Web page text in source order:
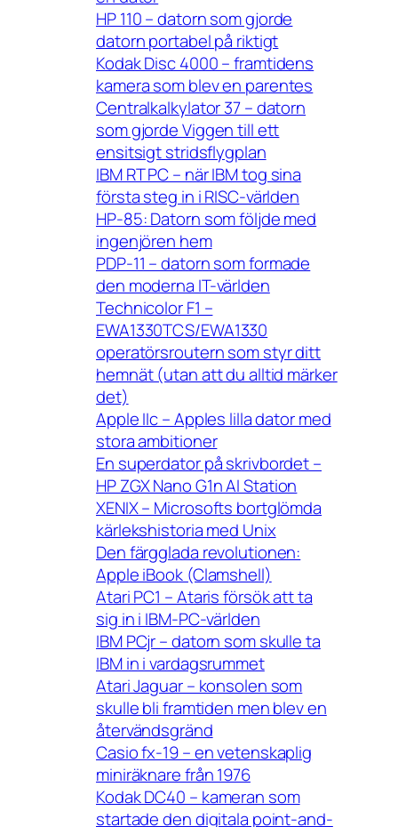
HP 110 – datorn som gjorde
datorn portabel på riktigt
Kodak Disc 4000 – framtidens
kamera som blev en parentes
Centralkalkylator 37 – datorn
som gjorde Viggen till ett
ensitsigt stridsflygplan
IBM RT PC – när IBM tog sina
första steg in i RISC-världen
HP-85: Datorn som följde med
ingenjören hem
PDP-11 – datorn som formade
den moderna IT-världen
Technicolor F1 –
EWA1330TCS/EWA1330
operatörsroutern som styr ditt
hemnät (utan att du alltid märker
det)
Apple IIc – Apples lilla dator med
stora ambitioner
En superdator på skrivbordet –
HP ZGX Nano G1n AI Station
XENIX – Microsofts bortglömda
kärlekshistoria med Unix
Den färgglada revolutionen:
Apple iBook (Clamshell)
Atari PC1 – Ataris försök att ta
sig in i IBM-PC-världen
IBM PCjr – datorn som skulle ta
IBM in i vardagsrummet
Atari Jaguar – konsolen som
skulle bli framtiden men blev en
återvändsgränd
Casio fx-19 – en vetenskaplig
miniräknare från 1976
Kodak DC40 – kameran som
startade den digitala point-and-